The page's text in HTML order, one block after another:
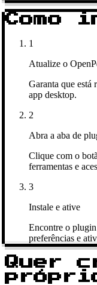
Como
1
Atualize o
Garanta que está
app desktop.
2
Abra a aba de
Clique com o
ferramentas e
3
Instale e ative
Encontre o
preferências e
Quer